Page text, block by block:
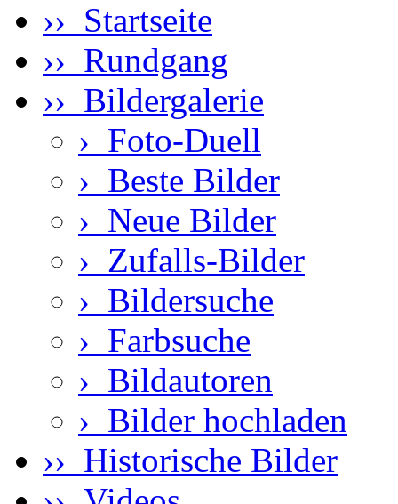
›› Startseite
›› Rundgang
›› Bildergalerie
› Foto-Duell
› Beste Bilder
› Neue Bilder
› Zufalls-Bilder
› Bildersuche
› Farbsuche
› Bildautoren
› Bilder hochladen
›› Historische Bilder